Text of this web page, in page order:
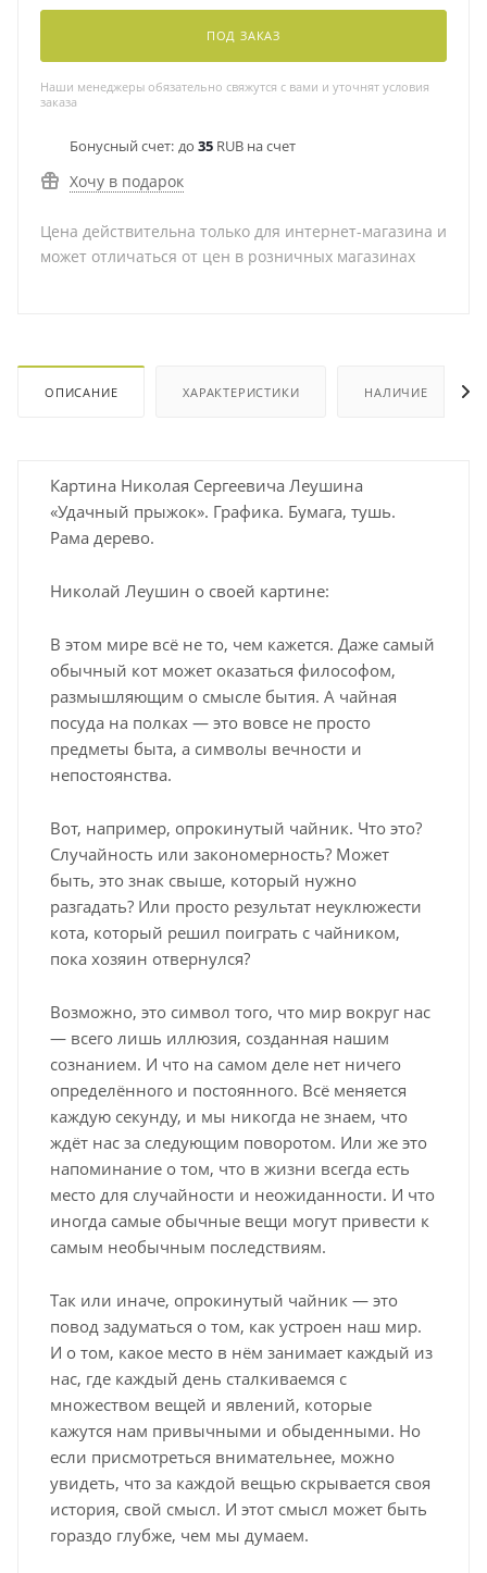
ПОД ЗАКАЗ
Наши менеджеры обязательно свяжутся с вами и уточнят условия
заказа
Бонусный счет: до 35 RUB на счет
Хочу в подарок
Цена действительна только для интернет-магазина и
может отличаться от цен в розничных магазинах
ОПИСАНИЕ ХАРАКТЕРИСТИКИ НАЛИЧИЕ
Картина Николая Сергеевича Леушина
«Удачный прыжок». Графика. Бумага, тушь.
Рама дерево.
Николай Леушин о своей картине:
В этом мире всё не то, чем кажется. Даже самый
обычный кот может оказаться философом,
размышляющим о смысле бытия. А чайная
посуда на полках — это вовсе не просто
предметы быта, а символы вечности и
непостоянства.
Вот, например, опрокинутый чайник. Что это?
Случайность или закономерность? Может
быть, это знак свыше, который нужно
разгадать? Или просто результат неуклюжести
кота, который решил поиграть с чайником,
пока хозяин отвернулся?
Возможно, это символ того, что мир вокруг нас
— всего лишь иллюзия, созданная нашим
сознанием. И что на самом деле нет ничего
определённого и постоянного. Всё меняется
каждую секунду, и мы никогда не знаем, что
ждёт нас за следующим поворотом. Или же это
напоминание о том, что в жизни всегда есть
место для случайности и неожиданности. И что
иногда самые обычные вещи могут привести к
самым необычным последствиям.
Так или иначе, опрокинутый чайник — это
повод задуматься о том, как устроен наш мир.
И о том, какое место в нём занимает каждый из
нас, где каждый день сталкиваемся с
множеством вещей и явлений, которые
кажутся нам привычными и обыденными. Но
если присмотреться внимательнее, можно
увидеть, что за каждой вещью скрывается своя
история, свой смысл. И этот смысл может быть
гораздо глубже, чем мы думаем.